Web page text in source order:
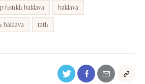
fıstıklı baklava
baklava
baklava tatlı